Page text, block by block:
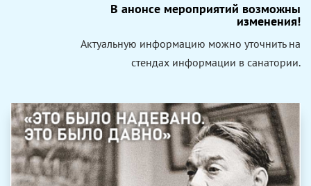
В анонсе мероприятий возможны
изменения!
Актуальную информацию можно уточнить на
стендах информации в санатории.